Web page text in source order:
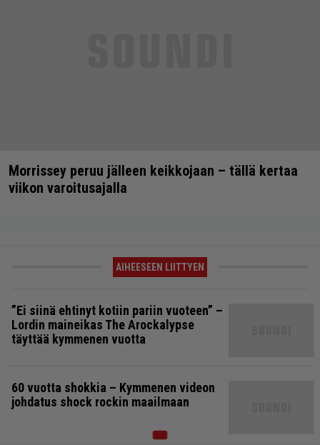
Morrissey peruu jälleen keikkojaan – tällä kertaa
viikon varoitusajalla
AIHEESEEN LIITTYEN
”Ei siinä ehtinyt kotiin pariin vuoteen” –
Lordin maineikas The Arockalypse
täyttää kymmenen vuotta
60 vuotta shokkia – Kymmenen videon
johdatus shock rockin maailmaan